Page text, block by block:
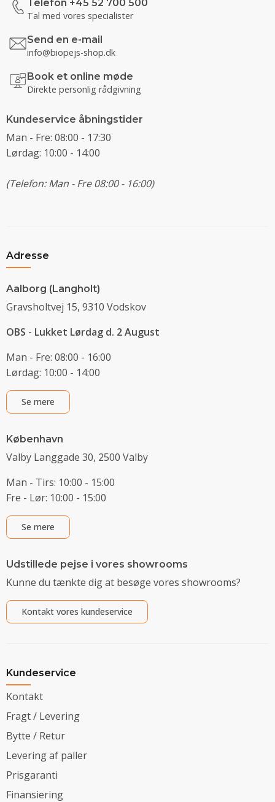
Telefon +45 52 700 500
Tal med vores specialister
Send en e-mail
info@biopejs-shop.dk
Book et online møde
Direkte personlig rådgivning
Kundeservice åbningstider
Man - Fre: 08:00 - 17:30
Lørdag: 10:00 - 14:00
(Telefon: Man - Fre 08:00 - 16:00)
Adresse
Aalborg (Langholt)
Gravsholtvej 15, 9310 Vodskov
OBS - Lukket Lørdag d. 2 August
Man - Fre: 08:00 - 16:00
Lørdag: 10:00 - 14:00
Se mere
København
Valby Langgade 30, 2500 Valby
Man - Tirs: 10:00 - 15:00
Fre - Lør: 10:00 - 15:00
Se mere
Udstillede pejse i vores showrooms
Kunne du tænkte dig at besøge vores showrooms?
Kontakt vores kundeservice
Kundeservice
Kontakt
Fragt / Levering
Bytte / Retur
Levering af paller
Prisgaranti
Finansiering